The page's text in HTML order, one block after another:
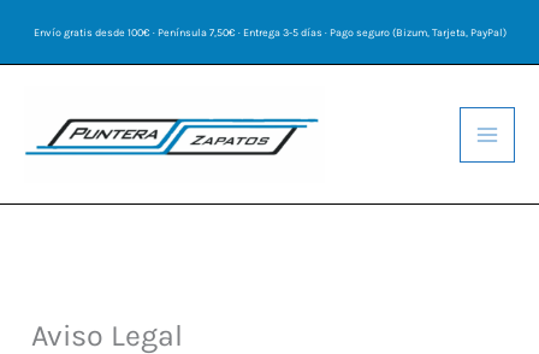
Envío gratis desde 100€ · Península 7,50€ · Entrega 3-5 días · Pago seguro (Bizum, Tarjeta, PayPal)
Aviso Legal